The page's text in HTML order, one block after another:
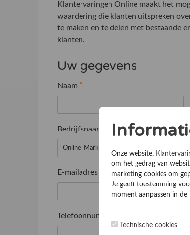
Klantervaringen Online maakt het
waardering die klanten uitspreken
te maken en te delen met bestaande
klanten.
Uw gegevens
Naam *
Bedrijfsnaam
E-mailadres
Telefoonnummer
Onze website,
om het gedrag van
marketing cookies om
Je geeft toestemming
moment aanpassen in de
Technische cookies